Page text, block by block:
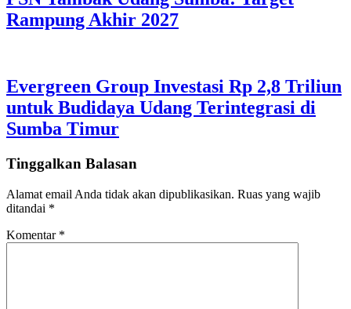
Rampung Akhir 2027
Evergreen Group Investasi Rp 2,8 Triliun
untuk Budidaya Udang Terintegrasi di
Sumba Timur
Tinggalkan Balasan
Alamat email Anda tidak akan dipublikasikan. Ruas yang wajib
ditandai *
Komentar *